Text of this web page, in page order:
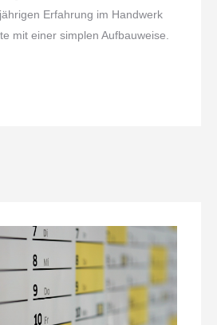
Erfahrung im Handwerk
mit einer simplen Aufbauweise.